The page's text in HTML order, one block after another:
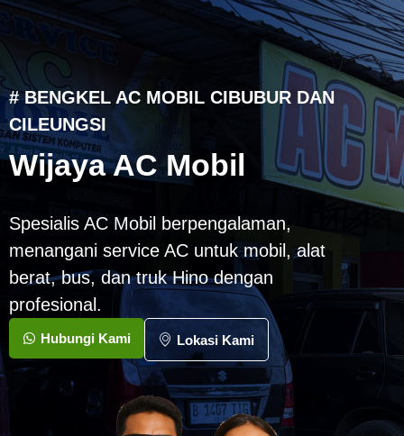
# BENGKEL AC MOBIL CIBUBUR DAN
CILEUNGSI
Wijaya AC Mobil
Spesialis AC Mobil berpengalaman,
menangani service AC untuk mobil, alat
berat, bus, dan truk Hino dengan
profesional.
Hubungi Kami Lokasi Kami